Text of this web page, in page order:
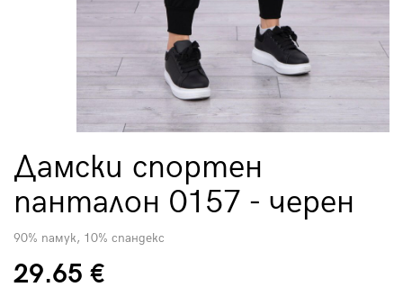
Дамски спортен
панталон 0157 - черен
90% памук, 10% спандекс
29.65 €